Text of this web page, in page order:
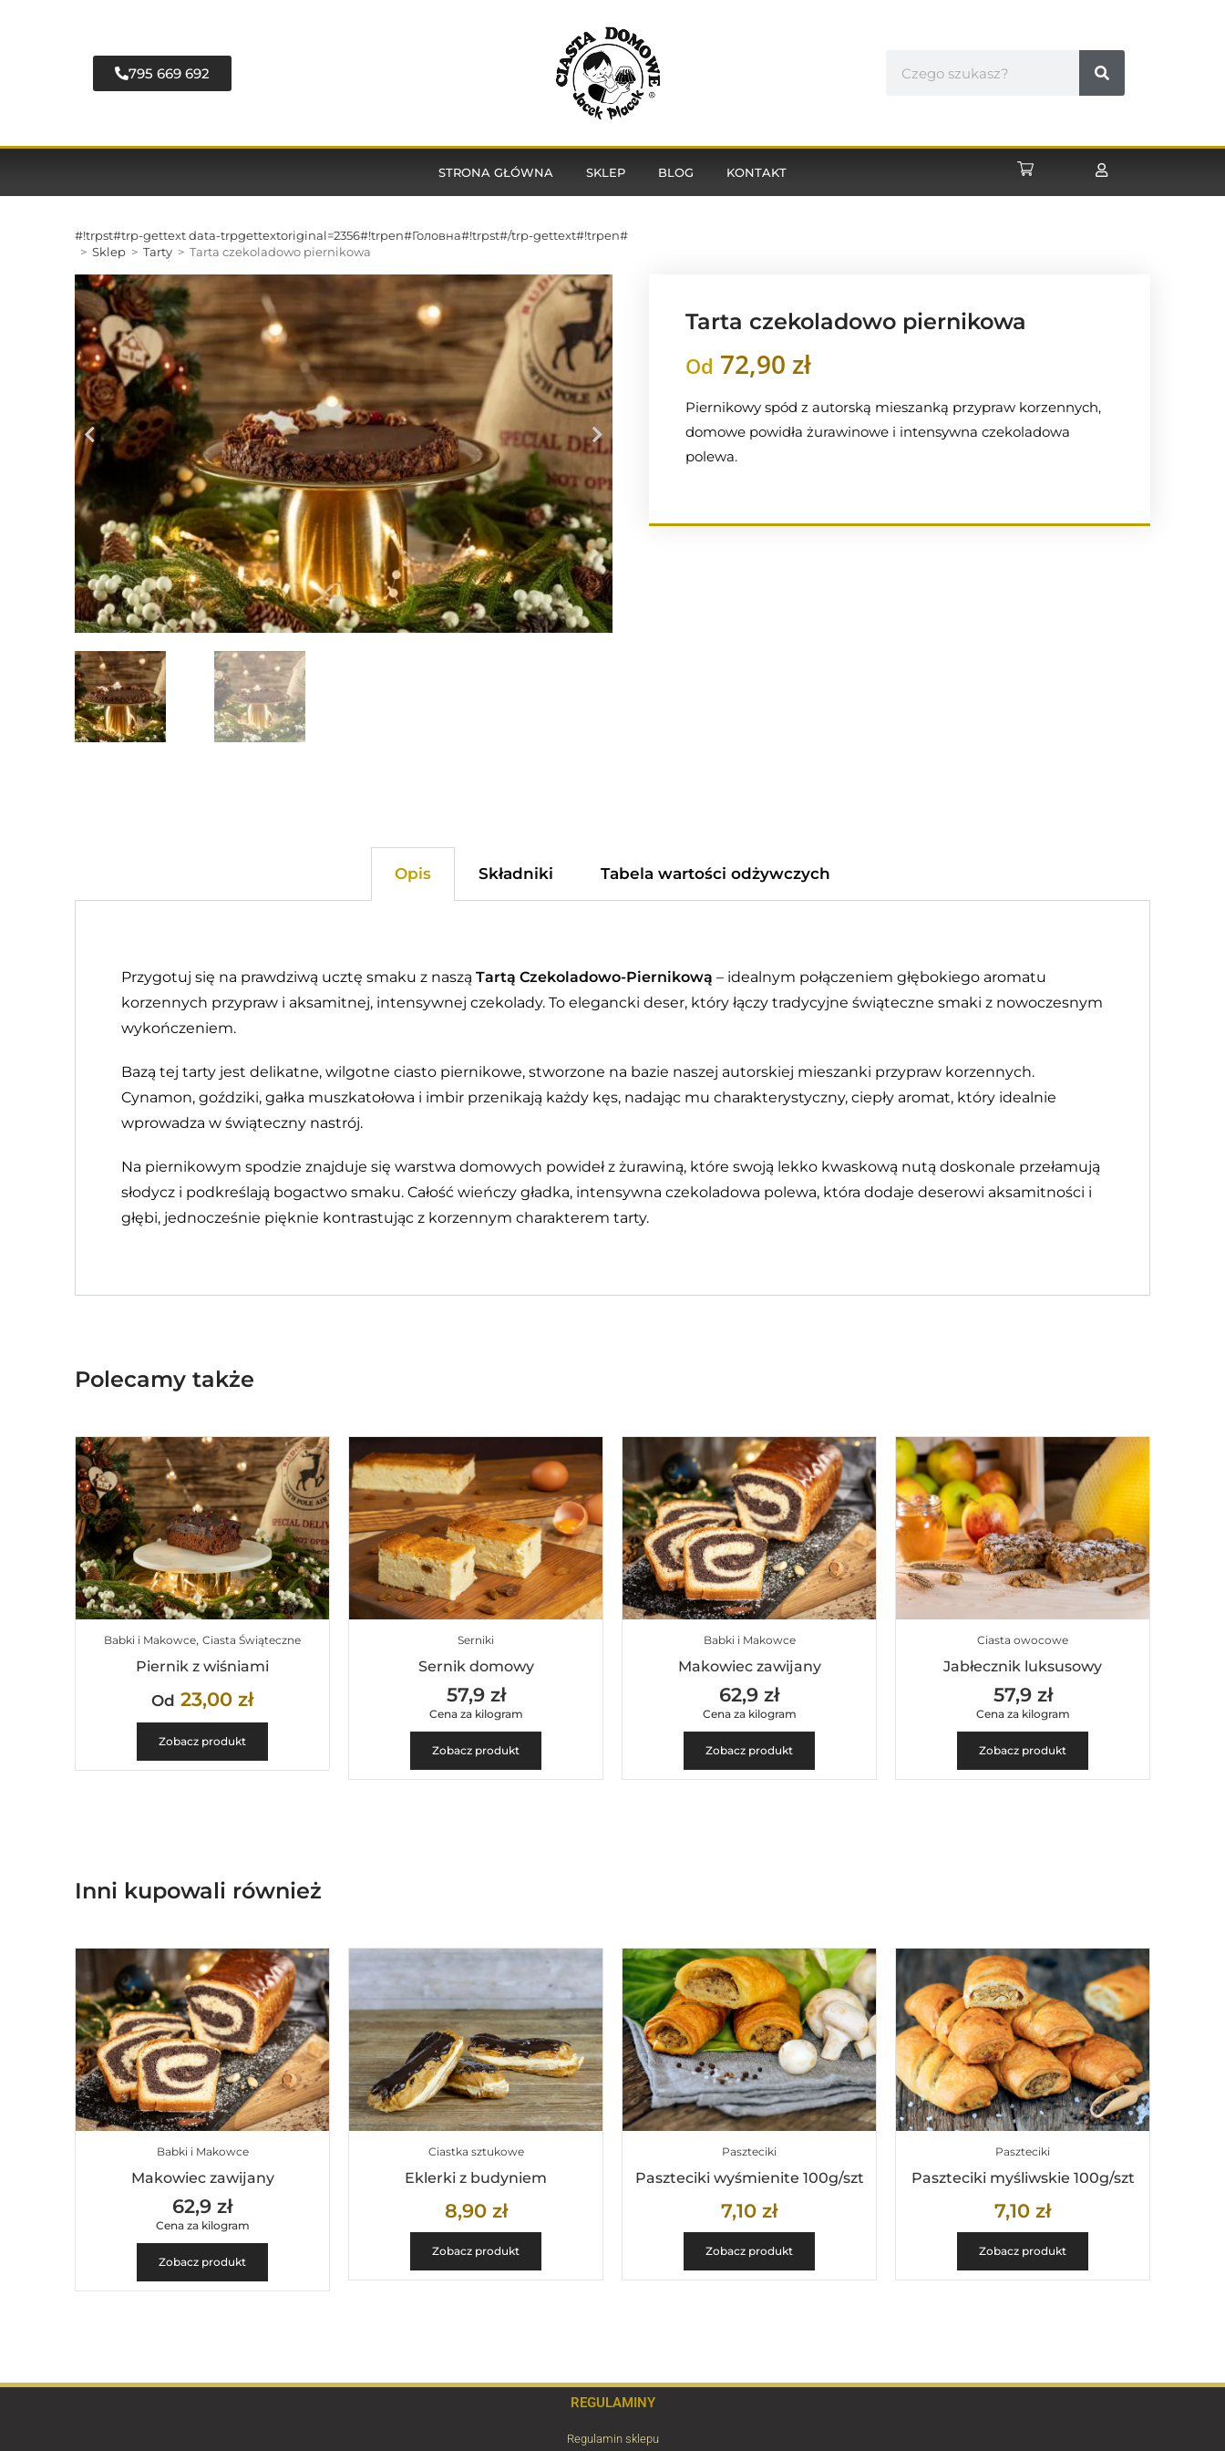
795 669 692
STRONA GŁÓWNA SKLEP BLOG KONTAKT
#!trpst#trp-gettext data-trpgettextoriginal=2356#!trpen#Головна#!trpst#/trp-gettext#!trpen#
> Sklep > Tarty > Tarta czekoladowo piernikowa
Tarta czekoladowo piernikowa
Od 72,90 zł
Piernikowy spód z autorską mieszanką przypraw korzennych,
domowe powidła żurawinowe i intensywna czekoladowa
polewa.
Opis Składniki Tabela wartości odżywczych
Przygotuj się na prawdziwą ucztę smaku z naszą Tartą Czekoladowo-Piernikową – idealnym połączeniem głębokiego aromatu
korzennych przypraw i aksamitnej, intensywnej czekolady. To elegancki deser, który łączy tradycyjne świąteczne smaki z nowoczesnym
wykończeniem.
Bazą tej tarty jest delikatne, wilgotne ciasto piernikowe, stworzone na bazie naszej autorskiej mieszanki przypraw korzennych.
Cynamon, goździki, gałka muszkatołowa i imbir przenikają każdy kęs, nadając mu charakterystyczny, ciepły aromat, który idealnie
wprowadza w świąteczny nastrój.
Na piernikowym spodzie znajduje się warstwa domowych powideł z żurawiną, które swoją lekko kwaskową nutą doskonale przełamują
słodycz i podkreślają bogactwo smaku. Całość wieńczy gładka, intensywna czekoladowa polewa, która dodaje deserowi aksamitności i
głębi, jednocześnie pięknie kontrastując z korzennym charakterem tarty.
Polecamy także
Babki i Makowce, Ciasta Świąteczne
Piernik z wiśniami
Od 23,00 zł
Zobacz produkt
Serniki
Sernik domowy
57,9 zł
Cena za kilogram
Zobacz produkt
Babki i Makowce
Makowiec zawijany
62,9 zł
Cena za kilogram
Zobacz produkt
Ciasta owocowe
Jabłecznik luksusowy
57,9 zł
Cena za kilogram
Zobacz produkt
Inni kupowali również
Babki i Makowce
Makowiec zawijany
62,9 zł
Cena za kilogram
Zobacz produkt
Ciastka sztukowe
Eklerki z budyniem
8,90 zł
Zobacz produkt
Paszteciki
Paszteciki wyśmienite 100g/szt
7,10 zł
Zobacz produkt
Paszteciki
Paszteciki myśliwskie 100g/szt
7,10 zł
Zobacz produkt
REGULAMINY
Regulamin sklepu